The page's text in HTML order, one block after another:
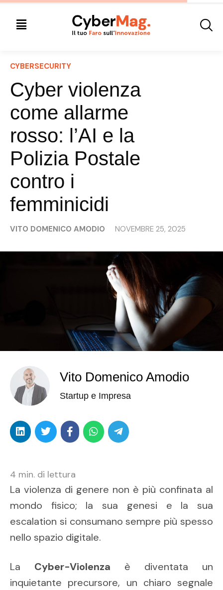
CYBERSECURITY
Cyber violenza
come allarme
rosso: l’AI e la
Polizia Postale
contro i
femminicidi
VITO DOMENICO AMODIO NOVEMBRE 25, 2025
Vito Domenico Amodio
Startup e Impresa
4 min. di lettura
La violenza di genere non è più confinata al
mondo fisico; la sua genesi e la sua
escalation si consumano sempre più spesso
nello spazio digitale.
La Cyber-Violenza è diventata un
inquietante precursore, un chiaro segnale